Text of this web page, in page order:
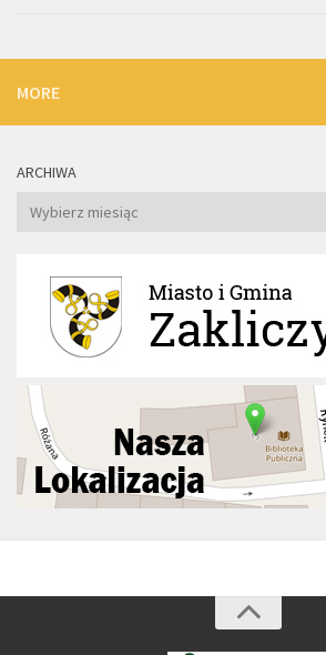
MORE
ARCHIWA
Archiwa